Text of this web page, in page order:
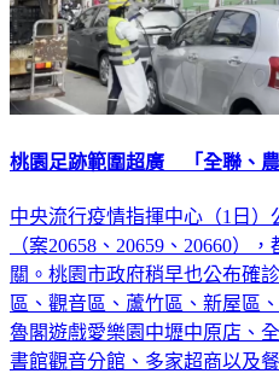
桃園足跡範圍超廣 「全聯、
中央流行疫情指揮中心（1日
（案20658、20659、20660）
關。桃園市政府稍早也公布確
區、觀音區、蘆竹區、新屋區
魯閣遊戲愛樂園中壢中原店、
書館觀音分館、多家超商以及